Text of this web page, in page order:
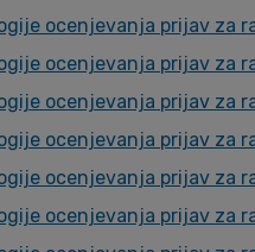
ocenjevanja prijav za
ocenjevanja prijav za
ocenjevanja prijav za
ocenjevanja prijav za
ocenjevanja prijav za
ocenjevanja prijav za